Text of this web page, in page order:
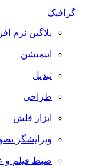
گرافیک
پلاگین نرم افزارها
انیمیشن
تبدیل
طراحی
ابزار فلش
ویرایشگر تصویر
ضبط فيلم و عكس